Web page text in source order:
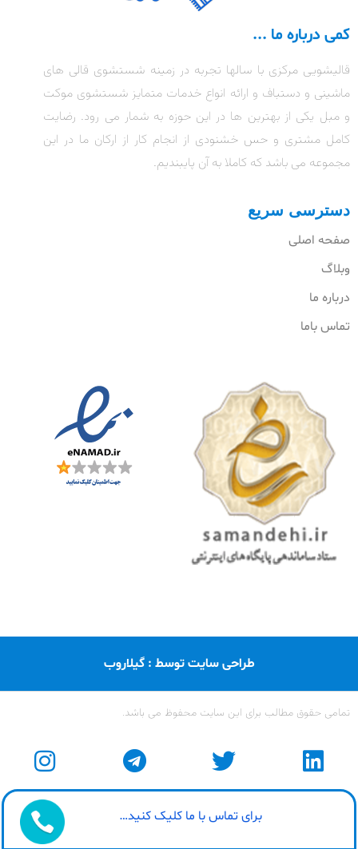
کمی درباره ما ...
قالیشویی مرکزی با سالها تجربه در زمینه شستشوی قالی های
ماشینی و دستباف و ارائه انواع خدمات متمایز شستشوی موکت
و مبل یکی از بهترین ها در این حوزه به شمار می رود. رضایت
کامل مشتری و حس خشنودی از انجام کار از ارکان ما در این
مجموعه می باشد که کاملا به آن پایبندیم.
دسترسی سریع
صفحه اصلی
وبلاگ
درباره ما
تماس باما
طراحی سایت توسط : گیلاروب
تمامی حقوق مطالب برای این سایت محفوظ می باشد.
برای تماس با ما کلیک کنید…